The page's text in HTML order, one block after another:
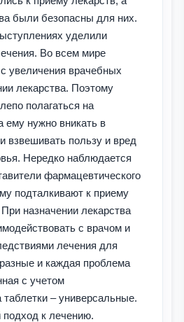
были безопасны для них.
уделили
Во всем мире
увеличения врачебных
лекарства. Поэтому
полагаться на
ему нужно вникать в
взвешивать пользу и вред
Нередко наблюдается
фармацевтического
подталкивают к приему
При назначении лекарства
с врачом и
лечения для
и каждая проблема
с учетом
– универсальные.
к лечению.